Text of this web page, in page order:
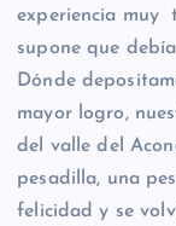
experiencia muy
supone que
Dónde
mayor logro,
del valle del
pesadilla, una
felicidad y se